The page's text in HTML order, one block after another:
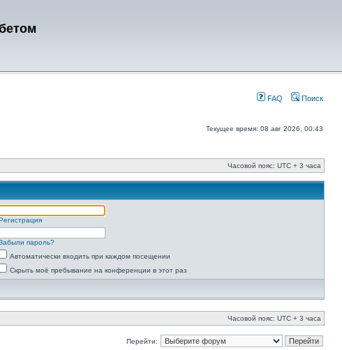
FAQ Поиск
Текущее время: 08 авг 2026, 00:43
Часовой пояс: UTC + 3 часа
пароль?
Автоматически входить при каждом посещении
Скрыть моё пребывание на конференции в этот раз
Часовой пояс: UTC + 3 часа
Перейти: